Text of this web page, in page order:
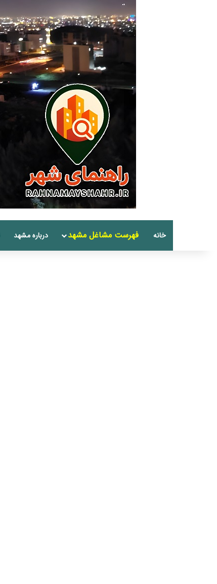
خانه فهرست مشاغل مشهد درباره مشهد